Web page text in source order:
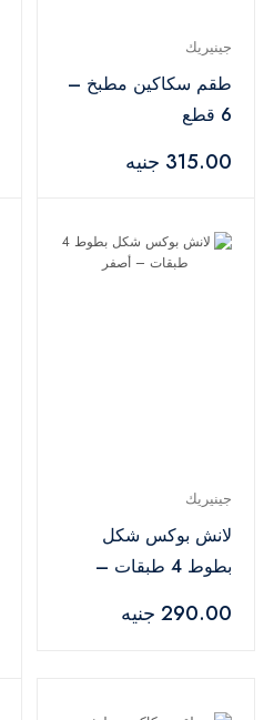
جينيريك
طقم سكاكين مطبخ –
6 قطع
315.00 جنيه
جينيريك
لانش بوكس شكل
بطوط 4 طبقات –
290.00 جنيه